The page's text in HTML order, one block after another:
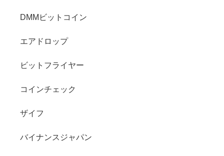
DMMビットコイン
エアドロップ
ビットフライヤー
コインチェック
ザイフ
バイナンスジャパン